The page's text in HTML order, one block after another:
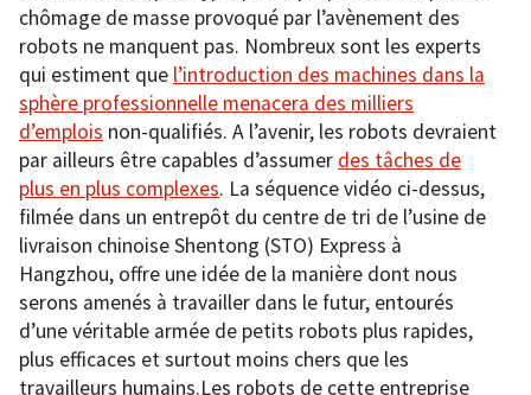
chômage de masse provoqué par l’avènement des
robots ne manquent pas. Nombreux sont les experts
qui estiment que l’introduction des machines dans la
sphère professionnelle menacera des milliers
d’emplois non-qualifiés. A l’avenir, les robots devraient
par ailleurs être capables d’assumer des tâches de
plus en plus complexes. La séquence vidéo ci-dessus,
filmée dans un entrepôt du centre de tri de l’usine de
livraison chinoise Shentong (STO) Express à
Hangzhou, offre une idée de la manière dont nous
serons amenés à travailler dans le futur, entourés
d’une véritable armée de petits robots plus rapides,
plus efficaces et surtout moins chers que les
travailleurs humains.Les robots de cette entreprise